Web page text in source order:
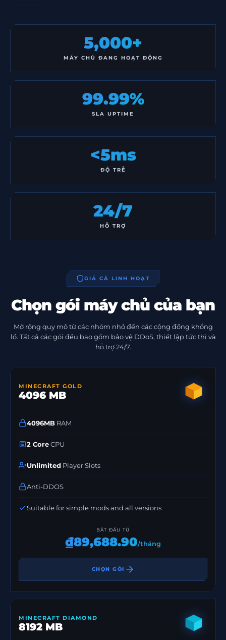
5,000+
MÁY CHỦ ĐANG HOẠT ĐỘNG
99.99%
SLA UPTIME
<5ms
ĐỘ TRỄ
24/7
HỖ TRỢ
GIÁ CẢ LINH HOẠT
Chọn gói máy chủ của bạn
Mở rộng quy mô từ các nhóm nhỏ đến các cộng đồng khổng
lồ. Tất cả các gói đều bao gồm bảo vệ DDoS, thiết lập tức thì và
hỗ trợ 24/7.
MINECRAFT GOLD
4096 MB
4096MB RAM
2 CoreCPU
Unlimited Player Slots
Anti-DDOS
Suitable for simple mods and all versions
BẮT ĐẦU TỪ
₫89,688.90/tháng
CHỌN GÓI
MINECRAFT DIAMOND
8192 MB